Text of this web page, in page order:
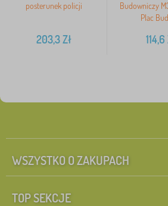
posterunek policji
203,3Zł
Budowniczy
Plac
114,6
WSZYSTKO O ZAKUPACH
TOP SEKCJE